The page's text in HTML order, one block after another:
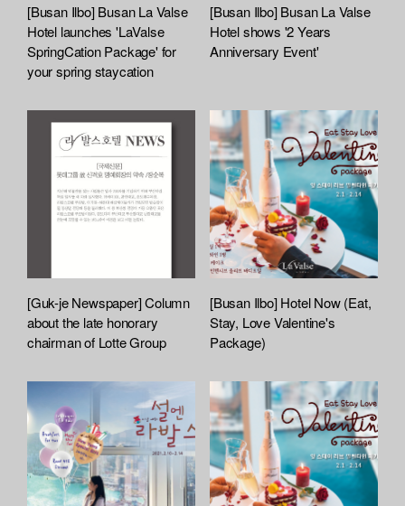
[Busan Ilbo] Busan La Valse
Hotel launches 'LaValse
SpringCation Package' for
your spring staycation
[Busan Ilbo] Busan La Valse
Hotel shows '2 Years
Anniversary Event'
[Guk-je Newspaper] Column
about the late honorary
chairman of Lotte Group
[Busan Ilbo] Hotel Now (Eat,
Stay, Love Valentine's
Package)